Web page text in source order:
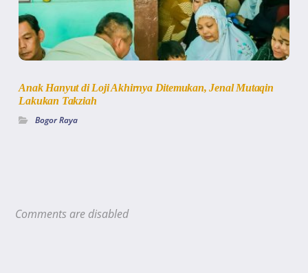
Anak Hanyut di Loji Akhirnya Ditemukan, Jenal Mutaqin
Lakukan Takziah
Bogor Raya
Comments are disabled